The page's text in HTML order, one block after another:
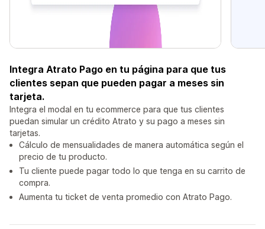
Integra Atrato Pago en tu página para que tus
clientes sepan que pueden pagar a meses sin
tarjeta.
Integra el modal en tu ecommerce para que tus clientes
puedan simular un crédito Atrato y su pago a meses sin
tarjetas.
Cálculo de mensualidades de manera automática según el
precio de tu producto.
Tu cliente puede pagar todo lo que tenga en su carrito de
compra.
Aumenta tu ticket de venta promedio con Atrato Pago.